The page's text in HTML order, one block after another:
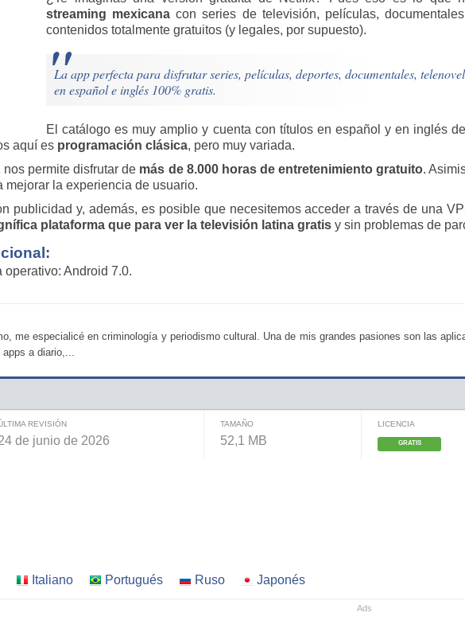
streaming mexicana con series de televisión, películas,
contenidos totalmente gratuitos (y legales, por supuesto).
La app perfecta para disfrutar series, películas, deportes, documentales,
en español e inglés 100% gratis.
El catálogo es muy amplio y cuenta con títulos en español y en inglés
aquí es programación clásica, pero muy variada.
permite disfrutar de más de 8.000 horas de entretenimiento gratuito.
mejorar la experiencia de usuario.
publicidad y, además, es posible que necesitemos acceder a través de una
plataforma que para ver la televisión latina gratis y sin problemas de
Android 7.0.
me especialicé en criminología y periodismo cultural. Una de mis grandes pasiones son las
a diario,...
REVISIÓN
de junio de 2026
TAMAÑO
52,1 MB
LICENCIA
GRATIS
Italiano Portugués Ruso Japonés